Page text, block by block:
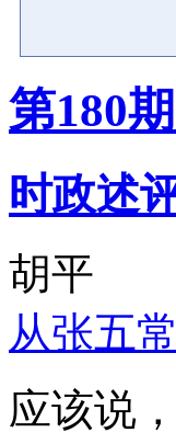
第180
时政述
胡平
从张五
应该说